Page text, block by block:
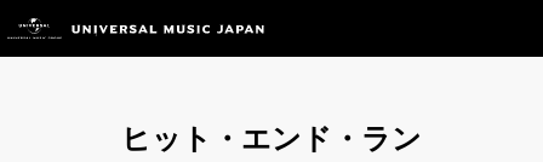
ヒット・エンド・ラン